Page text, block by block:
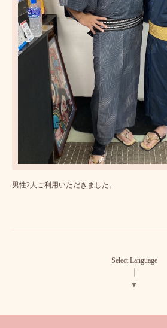
男性2人ご利用いただきました。
Select Language
▼